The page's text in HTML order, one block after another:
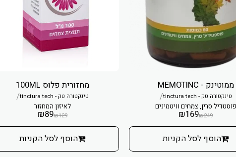
ממוטינק - MEMOTINC
טינקטורה טק - tinctura tech /
פוסטדיל סרין, צמחים וויטמינים
₪249
₪169
הוסף לסל הקניות
מחזורית פלוס 100ML
טינקטורה טק - tinctura tech /
לאיזון המחזור
₪129
₪89
הוסף לסל הקניות